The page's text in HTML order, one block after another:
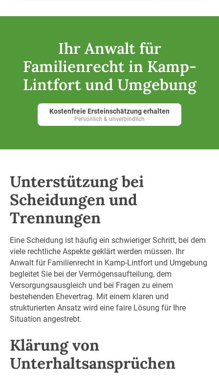
Ihr Anwalt für
Familienrecht in Kamp-
Lintfort und Umgebung
Kostenfreie Ersteinschätzung erhalten
Persönlich & unverbindlich
Unterstützung bei
Scheidungen und
Trennungen
Eine Scheidung ist häufig ein schwieriger Schritt, bei dem
viele rechtliche Aspekte geklärt werden müssen. Ihr
Anwalt für Familienrecht in Kamp-Lintfort und Umgebung
begleitet Sie bei der Vermögensaufteilung, dem
Versorgungsausgleich und bei Fragen zu einem
bestehenden Ehevertrag. Mit einem klaren und
strukturierten Ansatz wird eine faire Lösung für Ihre
Situation angestrebt.
Klärung von
Unterhaltsansprüchen